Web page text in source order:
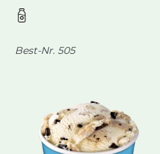
Langnese, 100 ml
Best-Nr. 505